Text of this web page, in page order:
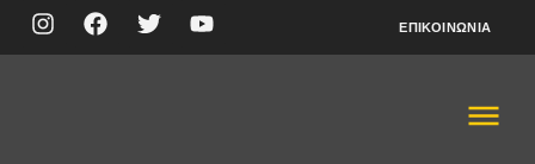
ΕΠΙΚΟΙΝΩΝΊΑ